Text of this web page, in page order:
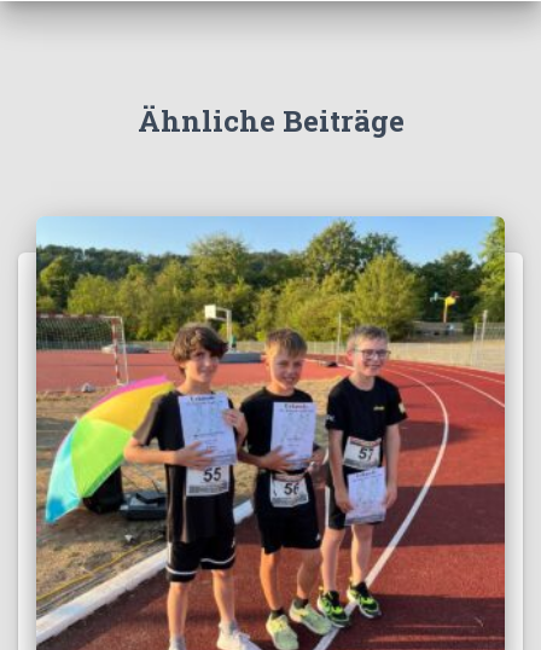
Ähnliche Beiträge